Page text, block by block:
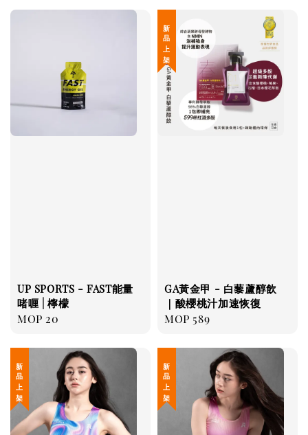
UP SPORTS - FAST能量
啫喱 | 檸檬
Regular
MOP 20
新 品 上 架
GA黃金甲 - 白藜蘆醇飲
｜酸櫻桃汁加速恢復
Regular
MOP 589
新 品 上 架 新 品 上 架